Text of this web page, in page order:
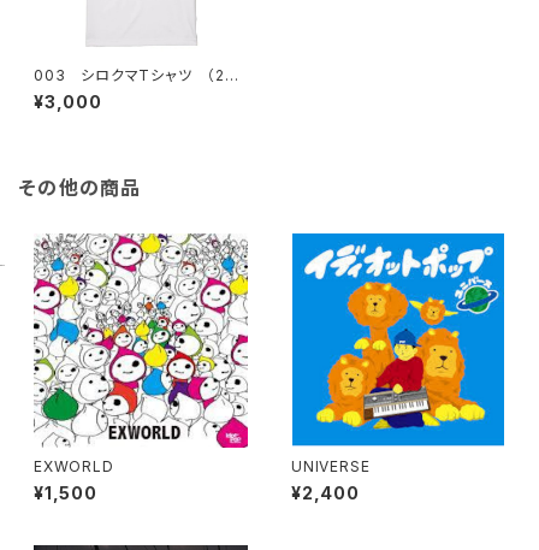
003 シロクマTシャツ （202
4 Collection)
¥3,000
その他の商品
EXWORLD
¥1,500
UNIVERSE
¥2,400